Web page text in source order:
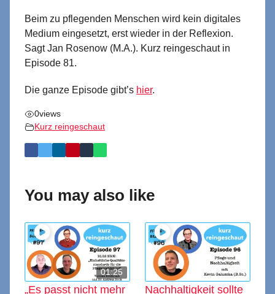
Beim zu pflegenden Menschen wird kein digitales
Medium eingesetzt, erst wieder in der Reflexion.
Sagt Jan Rosenow (M.A.). Kurz reingeschaut in
Episode 81.
Die ganze Episode gibt’s hier.
0views
Kurz reingeschaut
You may also like
01:25
„Es passt nicht mehr
Nachhaltigkeit sollte